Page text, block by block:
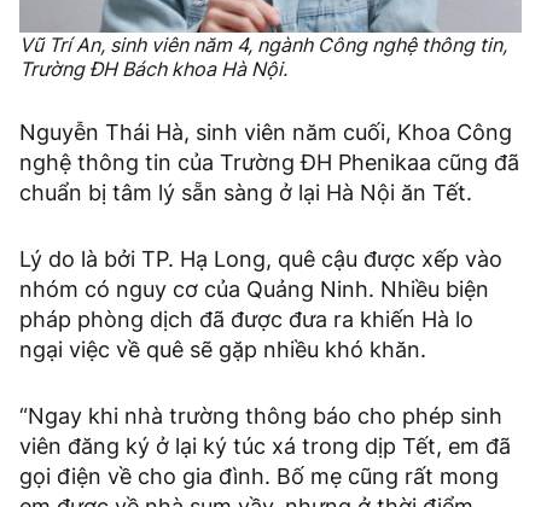
Vũ Trí An, sinh viên năm 4, ngành Công nghệ thông tin,
Trường ĐH Bách khoa Hà Nội.
Nguyễn Thái Hà, sinh viên năm cuối, Khoa Công
nghệ thông tin của Trường ĐH Phenikaa cũng đã
chuẩn bị tâm lý sẵn sàng ở lại Hà Nội ăn Tết.
Lý do là bởi TP. Hạ Long, quê cậu được xếp vào
nhóm có nguy cơ của Quảng Ninh. Nhiều biện
pháp phòng dịch đã được đưa ra khiến Hà lo
ngại việc về quê sẽ gặp nhiều khó khăn.
“Ngay khi nhà trường thông báo cho phép sinh
viên đăng ký ở lại ký túc xá trong dịp Tết, em đã
gọi điện về cho gia đình. Bố mẹ cũng rất mong